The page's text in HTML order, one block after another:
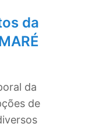
da
da
de